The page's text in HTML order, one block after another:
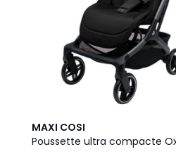
MAXI COSI
Poussette ultra compacte
4,7
/ 5
2
Couleurs